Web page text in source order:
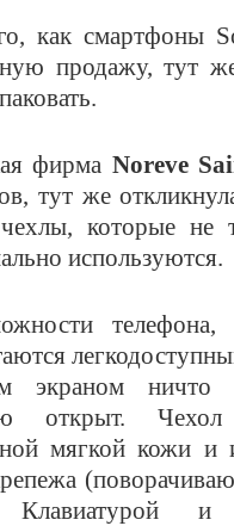
как смартфоны
продажу, тут
фирма Noreve
тут же
которые не
используются.
телефона,
экраном
открыт.
мягкой кожи и
Клавиатурой и